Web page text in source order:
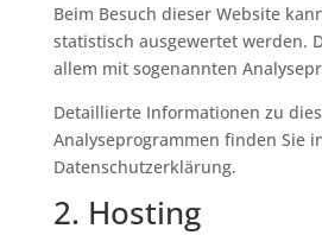
Beim Besuch dieser Website
statistisch ausgewertet werden.
allem mit sogenannten
Detaillierte Informationen zu
Analyseprogrammen finden Sie
Datenschutzerklärung.
2. Hosting